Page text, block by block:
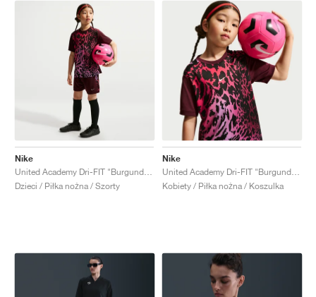
Nike
Dzieci / Piłka nożna / Szorty
Nike
Kobiety / Piłka nożna / Koszulka